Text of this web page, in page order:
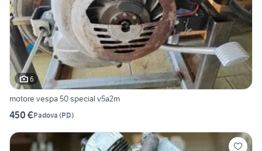
6
motore vespa 50 special v5a2m
450 €Padova (PD)